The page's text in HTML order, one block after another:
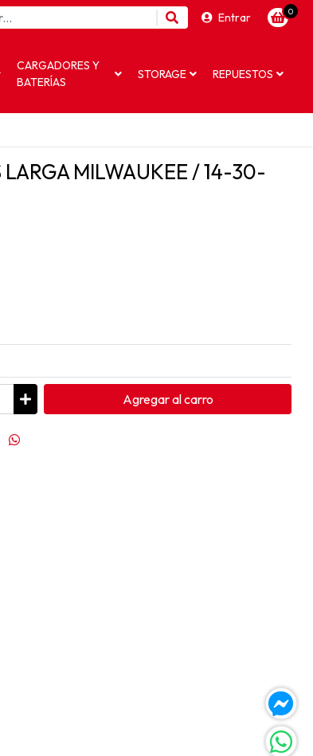
Entrar 0
CARGADORES Y
BATERÍAS
STORAGE REPUESTOS
LARGA MILWAUKEE / 14-30-
Agregaral carro